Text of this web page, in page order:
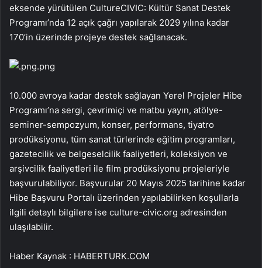
eksende yürütülen CultureCIVIC: Kültür Sanat Destek
Programı’nda 12 açık çağrı yapılarak 2029 yılına kadar
170’in üzerinde projeye destek sağlanacak.
.png
10.000 avroya kadar destek sağlayan Yerel Projeler Hibe
Programı’na sergi, çevrimiçi ve matbu yayın, atölye-
seminer-sempozyum, konser, performans, tiyatro
prodüksiyonu, tüm sanat türlerinde eğitim programları,
gazetecilik ve belgeselcilik faaliyetleri, koleksiyon ve
arşivcilik faaliyetleri ile film prodüksiyonu projeleriyle
başvurulabiliyor. Başvurular 20 Mayıs 2025 tarihine kadar
Hibe Başvuru Portalı üzerinden yapılabilirken koşullarla
ilgili detaylı bilgilere ise culture-civic.org adresinden
ulaşılabilir.
Haber Kaynak : HABERTURK.COM